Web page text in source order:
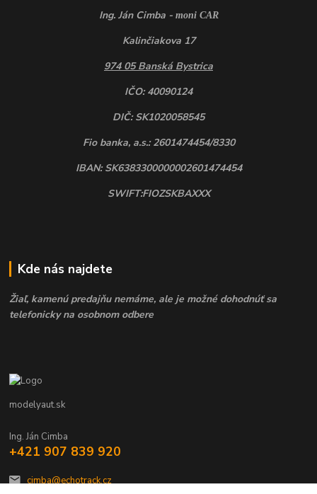
Ing. Ján Cimba - moni CAR
Kalinčiakova 17
974 05 Banská Bystrica
IČO: 40090124
DIČ: SK1020058545
Fio banka, a.s.: 2601474454/8330
IBAN: SK6383300000002601474454
SWIFT:FIOZSKBAXXX
Kde nás najdete
Žiaľ, kamenú predajňu nemáme, ale je možné dohodnúť sa
telefonicky na osobnom odbere
modelyaut.sk
Ing. Ján Cimba
+421 907 839 920
cimba@echotrack.cz